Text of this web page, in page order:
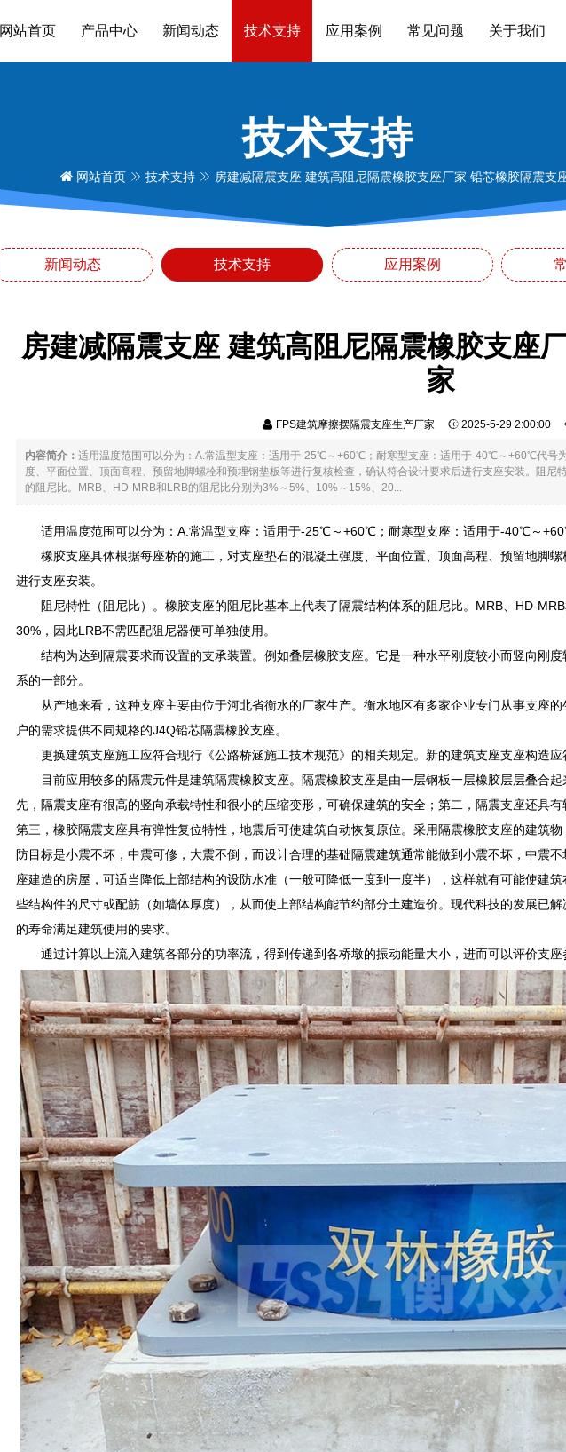
网站首页 产品中心 新闻动态 技术支持 应用案例 常见问题 关于我们
技术支持
网站首页 技术支持 房建减隔震支座 建筑高阻尼隔震橡胶支座厂家 铅芯橡胶隔震支
新闻动态 技术支持 应用案例
房建减隔震支座 建筑高阻尼隔震橡胶支座
家
FPS建筑摩擦摆隔震支座生产厂家 2025-5-29 2:00:00
内容简介： 适用温度范围可以分为：A.常温型支座：适用于-25℃～+60℃；耐寒型支座：适用于-40℃～+60℃代号
度、平面位置、顶面高程、预留地脚螺栓和预埋钢垫板等进行复核检查，确认符合设计要求后进行支座安装。阻
的阻尼比。MRB、HD-MRB和LRB的阻尼比分别为3%～5%、10%～15%、20...
适用温度范围可以分为：A.常温型支座：适用于-25℃～+60℃；耐寒型支座：适用于-40℃～
橡胶支座具体根据每座桥的施工，对支座垫石的混凝土强度、平面位置、顶面高程、预留地脚
进行支座安装。
阻尼特性（阻尼比）。橡胶支座的阻尼比基本上代表了隔震结构体系的阻尼比。MRB、HD-
30%，因此LRB不需匹配阻尼器便可单独使用。
结构为达到隔震要求而设置的支承装置。例如叠层橡胶支座。它是一种水平刚度较小而竖向刚
系的一部分。
从产地来看，这种支座主要由位于河北省衡水的厂家生产。衡水地区有多家企业专门从事支座
户的需求提供不同规格的J4Q铅芯隔震橡胶支座。
更换建筑支座施工应符合现行《公路桥涵施工技术规范》的相关规定。新的建筑支座支座构造应
目前应用较多的隔震元件是建筑隔震橡胶支座。隔震橡胶支座是由一层钢板一层橡胶层层叠合
先，隔震支座有很高的竖向承载特性和很小的压缩变形，可确保建筑的安全；第二，隔震支座还具
第三，橡胶隔震支座具有弹性复位特性，地震后可使建筑自动恢复原位。采用隔震橡胶支座的建筑
防目标是小震不坏，中震可修，大震不倒，而设计合理的基础隔震建筑通常能做到小震不坏，中震
座建造的房屋，可适当降低上部结构的设防水准（一般可降低一度到一度半），这样就有可能使建
些结构件的尺寸或配筋（如墙体厚度），从而使上部结构能节约部分土建造价。现代科技的发展已
的寿命满足建筑使用的要求。
通过计算以上流入建筑各部分的功率流，得到传递到各桥墩的振动能量大小，进而可以评价支座